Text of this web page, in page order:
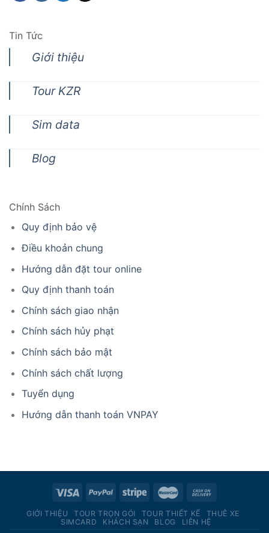
Tin Tức
Giới thiệu
Tour KZR
Sim data
Blog
Chính Sách
Quy định bảo vệ
Điều khoản chung
Hướng dẫn đặt tour online
Quy định thanh toán
Chính sách giao nhận
Chính sách hủy phạt
Chính sách bảo mật
Chính sách chất lượng
Tuyển dụng
Hướng dẫn thanh toán VNPAY
GIỚI THIỆU TOUR TRỌN GÓI TOUR THIẾT KẾ
THUÊ XE
SIMCARD
KHÁCH SẠN BLOG LIÊN HỆ